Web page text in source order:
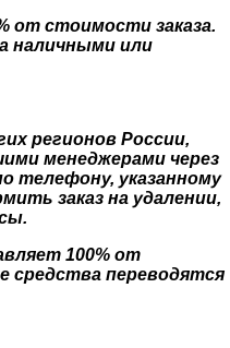
от стоимости заказа.
наличными или
регионов России,
менеджерами через
телефону, указанному
заказ на удалении,
100% от
средства переводятся